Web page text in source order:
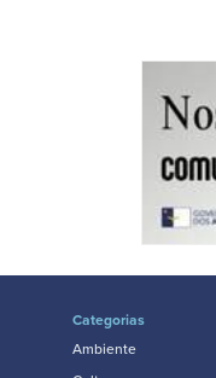
Categorias
Ambiente